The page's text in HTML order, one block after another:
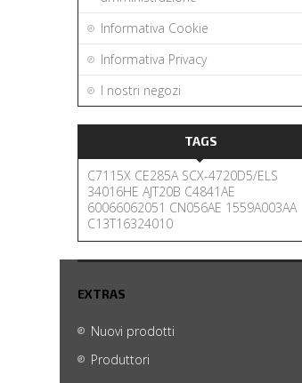
Informativa Cookie
Informativa Privacy
I nostri negozi
TAGS
C7115X CE285A SCX-4720D5/ELS
34016HE AJT20B C4841AE
60066062051 CN056AE 1559A003AA
C13T16324010
EXTRAS
Nuovi prodotti
Produttori